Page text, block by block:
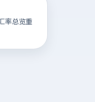
率总览重